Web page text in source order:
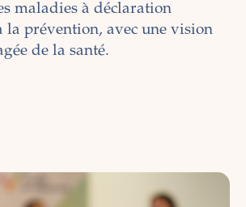
maladies à déclaration
la prévention, avec une vision
de la santé.